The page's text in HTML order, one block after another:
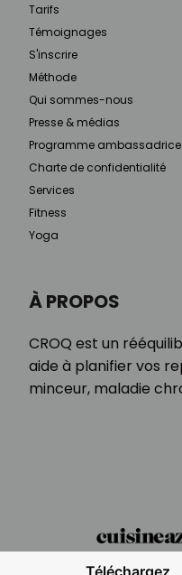
À PROPOS
CROQ est un
aide à planifier vos
minceur, maladie
Tarifs
Témoignages
S'inscrire
Méthode
Qui sommes-nous
Presse & médias
Programme ambassadrice
Charte de confidentialité
Services
Fitness
Yoga
Téléchargez